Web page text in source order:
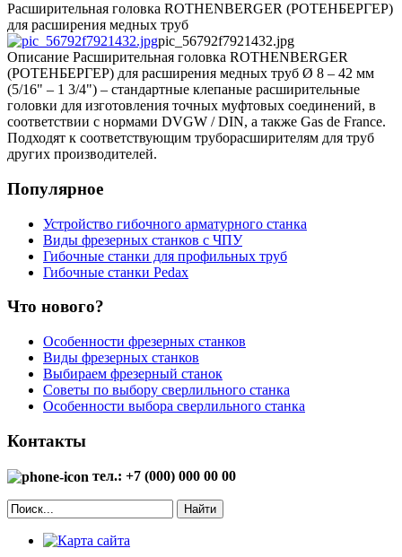
Расширительная головка ROTHENBERGER (РОТЕНБЕРГЕР)
для расширения медных труб
pic_56792f7921432.jpg
Описание Расширительная головка ROTHENBERGER
(РОТЕНБЕРГЕР) для расширения медных труб Ø 8 – 42 мм
(5/16" – 1 3/4") – стандартные клепаные расширительные
головки для изготовления точных муфтовых соединений, в
соответствии с нормами DVGW / DIN, а также Gas de France.
Подходят к соответствующим труборасширителям для труб
других производителей.
Популярное
Устройство гибочного арматурного станка
Виды фрезерных станков с ЧПУ
Гибочные станки для профильных труб
Гибочные станки Pedax
Что нового?
Особенности фрезерных станков
Виды фрезерных станков
Выбираем фрезерный станок
Советы по выбору сверлильного станка
Особенности выбора сверлильного станка
Контакты
тел.: +7 (000) 000 00 00
Найти